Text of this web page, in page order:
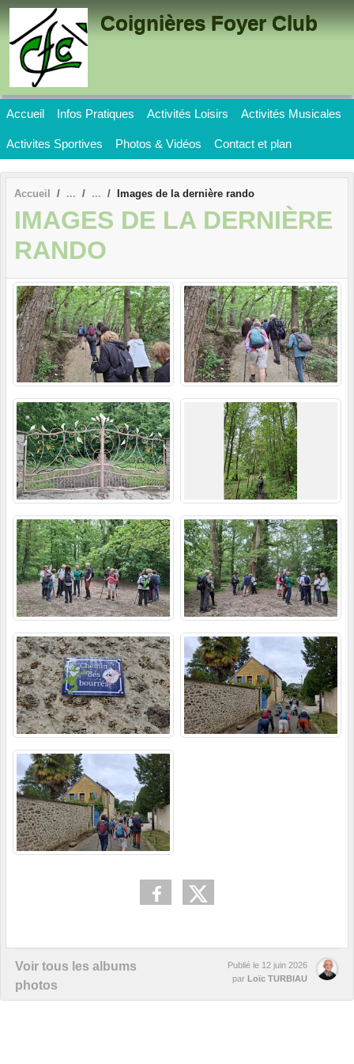
Coignières Foyer Club
Accueil Infos Pratiques Activités Loisirs Activités Musicales
Activites Sportives Photos & Vidéos Contact et plan
Accueil Images de la dernière rando
IMAGES DE LA DERNIÈRE
RANDO
Voir tous les albums
photos
Publié le 12 juin 2026
par Loïc TURBIAU
Panneau de gestion des cookies